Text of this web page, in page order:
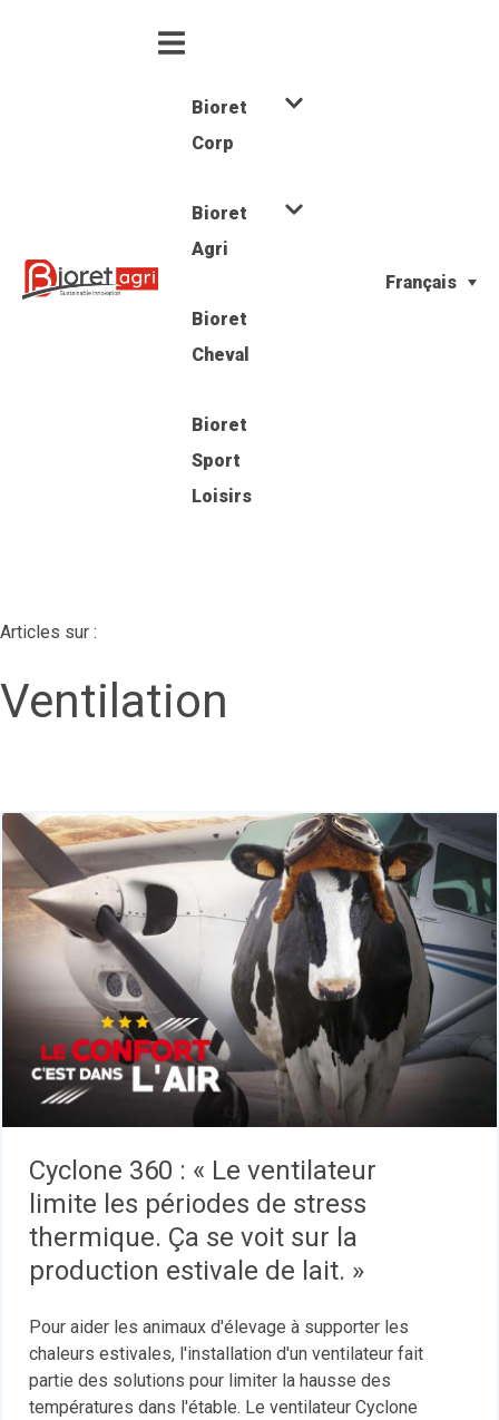
Bioret
Corp
Bioret
Agri
Bioret
Cheval
Bioret
Sport
Loisirs
Français
Articles sur :
Ventilation
Cyclone 360 : « Le ventilateur
limite les périodes de stress
thermique. Ça se voit sur la
production estivale de lait. »
Pour aider les animaux d'élevage à supporter les
chaleurs estivales, l'installation d'un ventilateur fait
partie des solutions pour limiter la hausse des
températures dans l'étable. Le ventilateur Cyclone